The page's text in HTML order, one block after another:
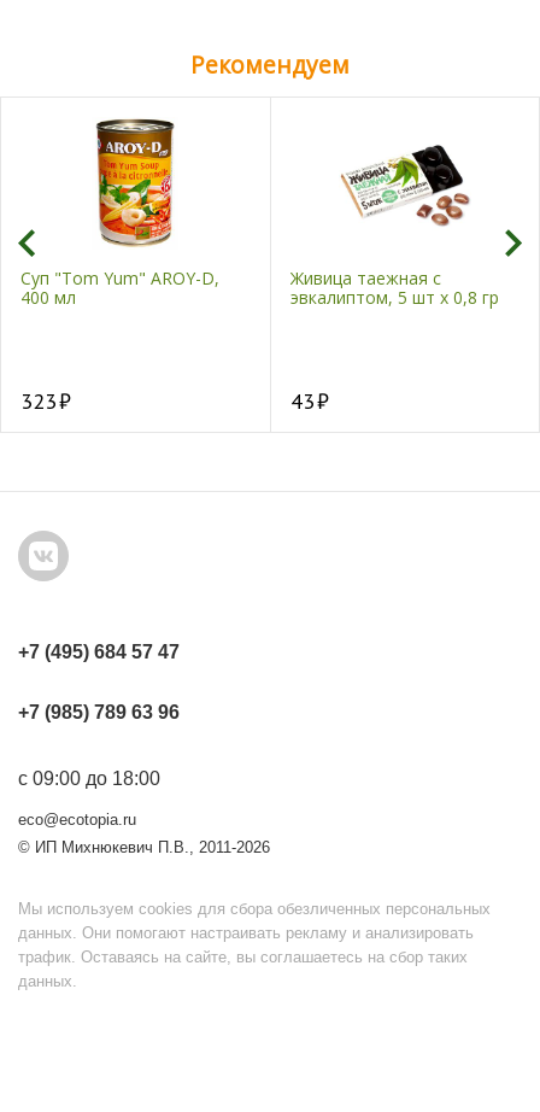
Рекомендуем
Суп "Tom Yum" AROY-D,
400 мл
323
Живица таежная с
эвкалиптом, 5 шт х 0,8 гр
43
+7 (495) 684 57 47
+7 (985) 789 63 96
с 09:00 до 18:00
eco@ecotopia.ru
© ИП Михнюкевич П.В., 2011-2026
Мы используем cookies для сбора обезличенных персональных
данных. Они помогают настраивать рекламу и анализировать
трафик. Оставаясь на сайте, вы соглашаетесь на сбор таких
данных.